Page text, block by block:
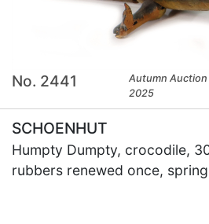
No. 2441
Autumn Auction
2025
SCHOENHUT
Humpty Dumpty, crocodile,
rubbers renewed once,